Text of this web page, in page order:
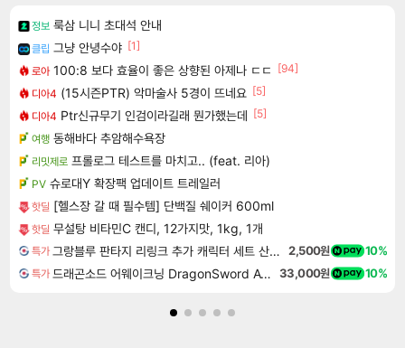
정보 룩삼 니니 초대석 안내
클립 그냥 안녕수야 [1]
로아 100:8 보다 효율이 좋은 상향된 아제나 ㄷㄷ
[94]
디아4 (15시즌PTR) 악마술사 5경이 뜨네요 [5]
디아4 Ptr신규무기 인검이라길래 뭔가했는데 [5]
여행 동해바다 추암해수욕장
리밋제로 프롤로그 테스트를 마치고.. (feat. 리아)
PV 슈로대Y 확장팩 업데이트 트레일러
핫딜 [헬스장 갈 때 필수템] 단백질 쉐이커 600ml
핫딜 무설탕 비타민C 캔디, 12가지맛, 1kg, 1개
특가 그랑블루 판타지 리링크 추가 캐릭터 세트 산달폰 Granblue Fantasy Relink Character Expansion Sandalphon DLC 2,500원 10%
특가 드래곤소드 어웨이크닝 DragonSword Awakening 33,000원 10%